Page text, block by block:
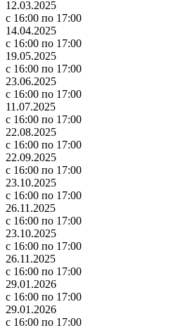
12.03.2025
с 16:00 по 17:00
14.04.2025
с 16:00 по 17:00
19.05.2025
с 16:00 по 17:00
23.06.2025
с 16:00 по 17:00
11.07.2025
с 16:00 по 17:00
22.08.2025
с 16:00 по 17:00
22.09.2025
с 16:00 по 17:00
23.10.2025
с 16:00 по 17:00
26.11.2025
с 16:00 по 17:00
23.10.2025
с 16:00 по 17:00
26.11.2025
с 16:00 по 17:00
29.01.2026
с 16:00 по 17:00
29.01.2026
с 16:00 по 17:00